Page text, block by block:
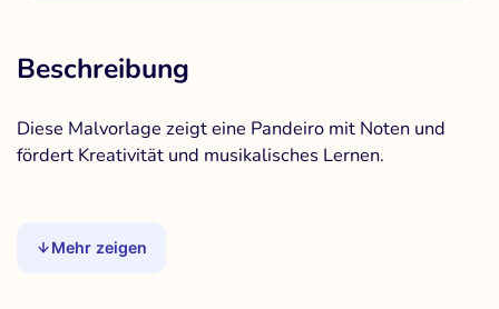
Beschreibung
Diese Malvorlage zeigt eine Pandeiro mit Noten und
fördert Kreativität und musikalisches Lernen.
Mehr zeigen